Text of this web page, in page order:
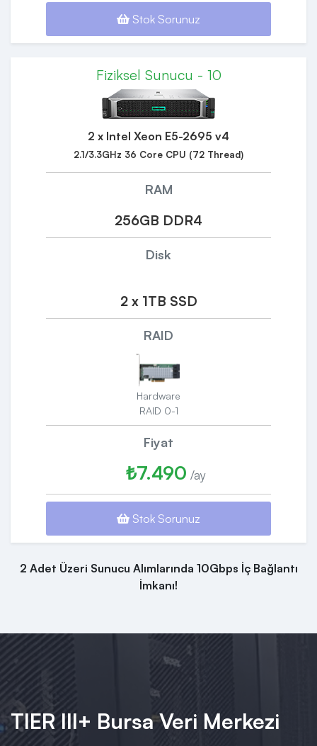
Stok Sorunuz
Fiziksel Sunucu - 10
2 x Intel Xeon E5-2695 v4
2.1/3.3GHz 36 Core CPU (72 Thread)
RAM
256GB DDR4
Disk
2 x 1TB SSD
RAID
Hardware
RAID 0-1
Fiyat
₺7.490 /ay
Stok Sorunuz
2 Adet Üzeri Sunucu Alımlarında 10Gbps İç Bağlantı
İmkanı!
TIER III+ Bursa Veri Merkezi